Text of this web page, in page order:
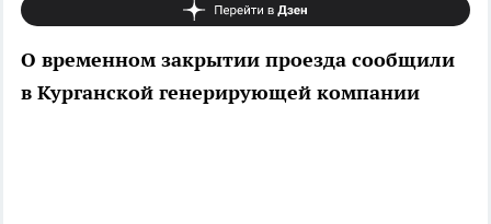
О временном закрытии проезда сообщили
в Курганской генерирующей компании